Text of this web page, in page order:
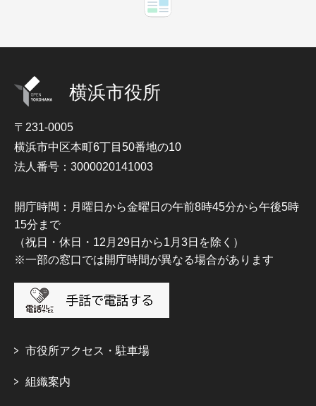
横浜市役所
〒231-0005
横浜市中区本町6丁目50番地の10
法人番号：3000020141003
開庁時間：月曜日から金曜日の午前8時45分から午後5時
15分まで
（祝日・休日・12月29日から1月3日を除く）
※一部の窓口では開庁時間が異なる場合があります
市役所アクセス・駐車場
組織案内